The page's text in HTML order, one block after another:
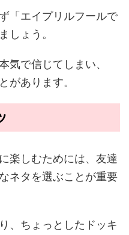
「エイプリルフールで
しょう。
気で信じてしまい、
があります。
楽しむためには、友達
ネタを選ぶことが重要
、ちょっとしたドッキ